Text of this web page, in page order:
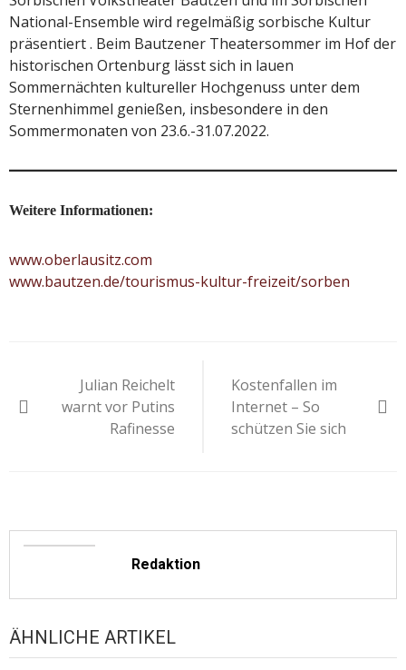
National-Ensemble wird regelmäßig sorbische Kultur
präsentiert . Beim Bautzener Theatersommer im Hof der
historischen Ortenburg lässt sich in lauen
Sommernächten kultureller Hochgenuss unter dem
Sternenhimmel genießen, insbesondere in den
Sommermonaten von 23.6.-31.07.2022.
Weitere Informationen:
www.oberlausitz.com
www.bautzen.de/tourismus-kultur-freizeit/sorben
Julian Reichelt
warnt vor Putins
Rafinesse
Kostenfallen im
Internet – So
schützen Sie sich
Redaktion
ÄHNLICHE ARTIKEL